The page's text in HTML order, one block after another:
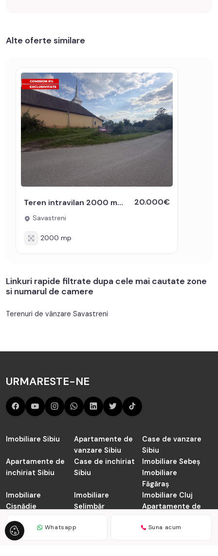
Alte oferte similare
Teren intravilan 2000 mp cu utilitati in apropiere Sat Savastreni 20.000€
Savastreni
2000 mp
Linkuri rapide filtrate dupa cele mai cautate zone
si numarul de camere
Terenuri de vânzare Savastreni
Whatsapp Suna acum
URMARESTE-NE
Imobiliare Sibiu
Apartamente de
vanzare Sibiu
Case de vanzare
Sibiu
Apartamente de
inchiriat Sibiu
Case de inchiriat
Sibiu
Imobiliare Sebeș
Imobiliare
Făgăraș
Imobiliare
Cisnădie
Imobiliare
Șelimbăr
Imobiliare Cluj
Apartamente de
Napoca